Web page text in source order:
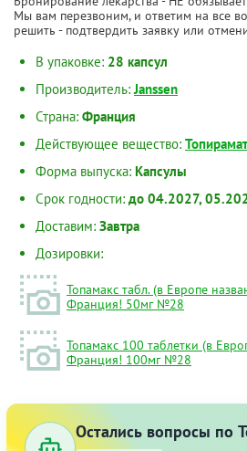
Мы вам перезвоним, и ответим на все
решить - подтвердить заявку или
В упаковке: 28 капсул
Производитель:Janssen
Страна: Франция
Действующее вещество: Топирамат
Форма выпуска: Капсулы
Срок годности: до 04.2027,
Доставим: Завтра
Дозировки:
Топамакс табл. (в Европе
Франция! 50мг №28
Топамакс 100 таблетки (в
Франция! 100мг №28
Остались вопросы по